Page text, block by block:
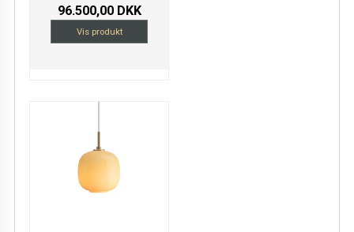
96.500,00 DKK
Vis produkt